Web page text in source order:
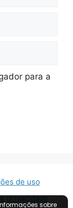
para a
de uso
privacidade
sobre